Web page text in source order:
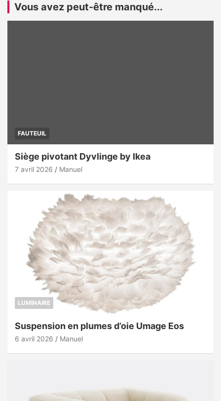
Vous avez peut-être manqué...
FAUTEUIL
Siège pivotant Dyvlinge by Ikea
7 avril 2026 Manuel
LUMINAIRE
Suspension en plumes d’oie Umage Eos
6 avril 2026 Manuel